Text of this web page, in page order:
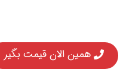
همین الان قیمت بگیر